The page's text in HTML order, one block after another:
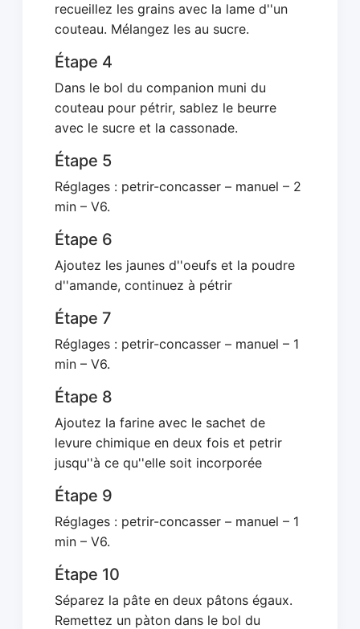
recueillez les grains avec la lame d''un
couteau. Mélangez les au sucre.
Étape 4
Dans le bol du companion muni du
couteau pour pétrir, sablez le beurre
avec le sucre et la cassonade.
Étape 5
Réglages : petrir-concasser – manuel – 2
min – V6.
Étape 6
Ajoutez les jaunes d''oeufs et la poudre
d''amande, continuez à pétrir
Étape 7
Réglages : petrir-concasser – manuel – 1
min – V6.
Étape 8
Ajoutez la farine avec le sachet de
levure chimique en deux fois et petrir
jusqu''à ce qu''elle soit incorporée
Étape 9
Réglages : petrir-concasser – manuel – 1
min – V6.
Étape 10
Séparez la pâte en deux pâtons égaux.
Remettez un pàton dans le bol du